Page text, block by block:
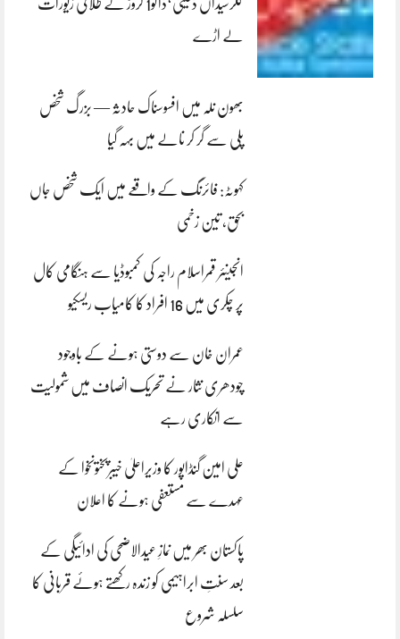
کلرسیداں ڈکیتی‘ڈاکو1 کروڑ کے طلائی زیورات
لے اڑے
بھون نلہ میں افسوسناک حادثہ — بزرگ شخص
پلی سے گر کر نالے میں بہہ گیا
کہوٹہ: فائرنگ کے واقعے میں ایک شخص جاں
بحق، تین زخمی
انجینئر قمراسلام راجہ کی کمبوڈیا سے ہنگامی کال
پر چکری میں 16 افراد کا کامیاب ریسکیو
عمران خان سے دوستی ہونے کے باوجود
چودھری نثار نے تحریک انصاف میں شمولیت
سے انکاری رہے
علی امین گنڈاپور کا وزیراعلیٰ خیبرپختونخوا کے
عہدے سے مستعفی ہونے کا اعلان
پاکستان بھر میں نمازِ عیدالاضحی کی ادائیگی کے
بعد سنتِ ابراہیمی کو زندہ رکھتے ہوئے قربانی کا
سلسلہ شروع